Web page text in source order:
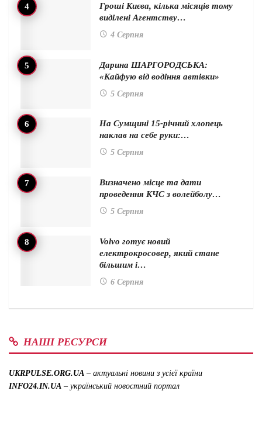
Гроші Києва, кілька місяців тому
виділені Агентству…
4 Серпня
Дарина ШАРГОРОДСЬКА:
«Кайфую від водіння автівки»
5 Серпня
На Сумщині 15-річний хлопець
наклав на себе руки:…
5 Серпня
Визначено місце та дати
проведення КЧС з волейболу…
5 Серпня
Volvo готує новий
електрокросовер, який стане
більшим і…
6 Серпня
НАШІ РЕСУРСИ
UKRPULSE.ORG.UA – актуальні новини з усієї країни
INFO24.IN.UA – український новостний портал